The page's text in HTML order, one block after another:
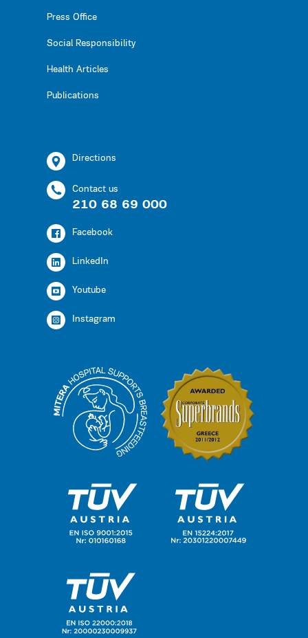
Press Office
Social Responsibility
Health Articles
Publications
Directions
Contact us
210 68 69 000
Facebook
LinkedIn
Youtube
Instagram